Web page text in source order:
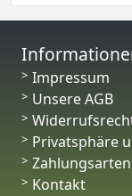
Impressum
Unsere AGB
Privatsphäre
Kontakt